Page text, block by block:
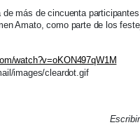
más de cincuenta
Amato, como parte de los
watch?v=oKON497qW1M